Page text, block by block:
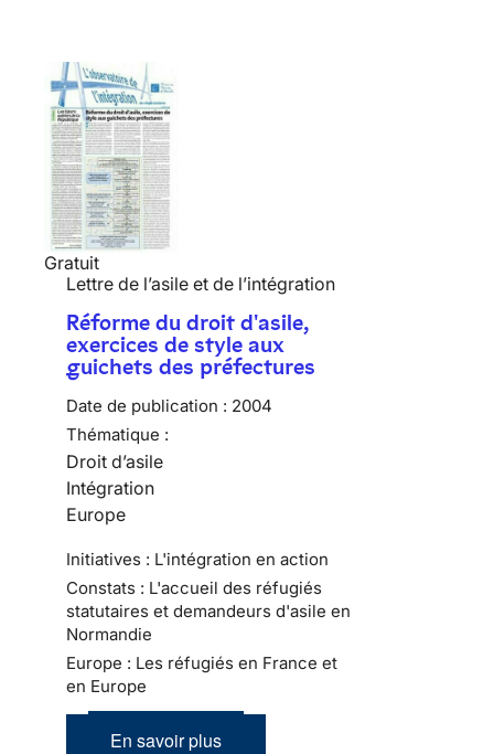
Gratuit
Lettre de l’asile et de l’intégration
Réforme du droit d'asile,
exercices de style aux
guichets des préfectures
Date de publication : 2004
Thématique :
Droit d’asile
Intégration
Europe
Initiatives : L'intégration en action
Constats : L'accueil des réfugiés
statutaires et demandeurs d'asile en
Normandie
Europe : Les réfugiés en France et
en Europe
En savoir plus